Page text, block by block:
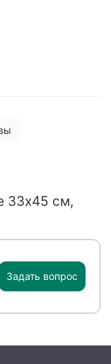
33х45 см,
Задать вопрос